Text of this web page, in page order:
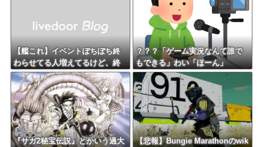
ドワン限定で展開決定】
【艦これ】イベントぼちぼち終
わらせてる人増えてるけど、終
わったらみんな何してる？
？？？「ゲーム実況なんて誰で
もできる」わい「ほーん」
『サガ2秘宝伝説』とかいう過大
【悲報】Bungie Marathonのwik